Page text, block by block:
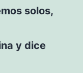
solos,
y dice